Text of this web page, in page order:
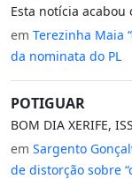
Esta notícia acabou
em Terezinha Maia
da nominata do PL
POTIGUAR
BOM DIA XERIFE,
em Sargento
de distorção sobre